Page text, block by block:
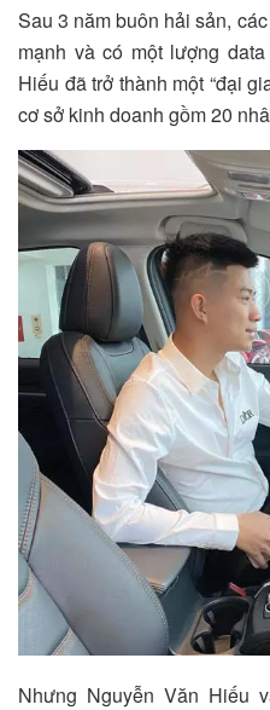
Sau 3 năm buôn hải sản,
mạnh và có một lượng
Hiếu đã trở thành một “đại
cơ sở kinh doanh gồm 20
Nhưng Nguyễn Văn Hiếu